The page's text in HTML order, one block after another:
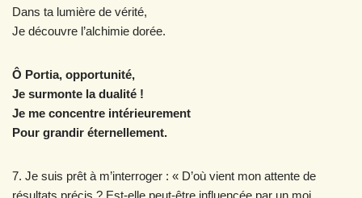
Dans ta lumière de vérité,
Je découvre l’alchimie dorée.
Ô Portia, opportunité,
Je surmonte la dualité !
Je me concentre intérieurement
Pour grandir éternellement.
7. Je suis prêt à m’interroger : « D’où vient mon attente de
résultats précis ? Est-elle peut-être influencée par un moi